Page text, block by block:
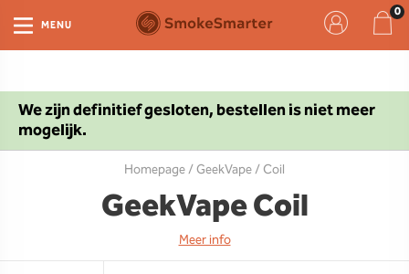
We zijn definitief gesloten, bestellen is niet meer
mogelijk.
MENU
Homepage/GeekVape/ Coil
GeekVape Coil
Meer info